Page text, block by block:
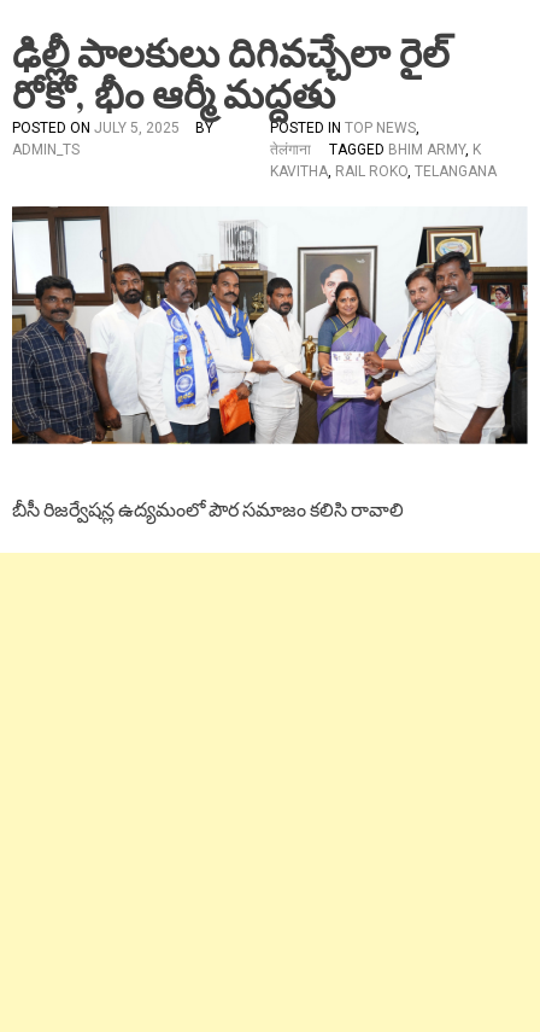
ఢిల్లీ పాలకులు దిగివచ్చేలా రైల్
రోకో, భీం ఆర్మీ మద్దతు
POSTED ON JULY 5, 2025
BY
ADMIN_TS
POSTED IN TOP NEWS,
तेलंगाना
TAGGED BHIM ARMY, K
KAVITHA, RAIL ROKO, TELANGANA
బీసీ రిజర్వేషన్ల ఉద్యమంలో పౌర సమాజం కలిసి రావాలి